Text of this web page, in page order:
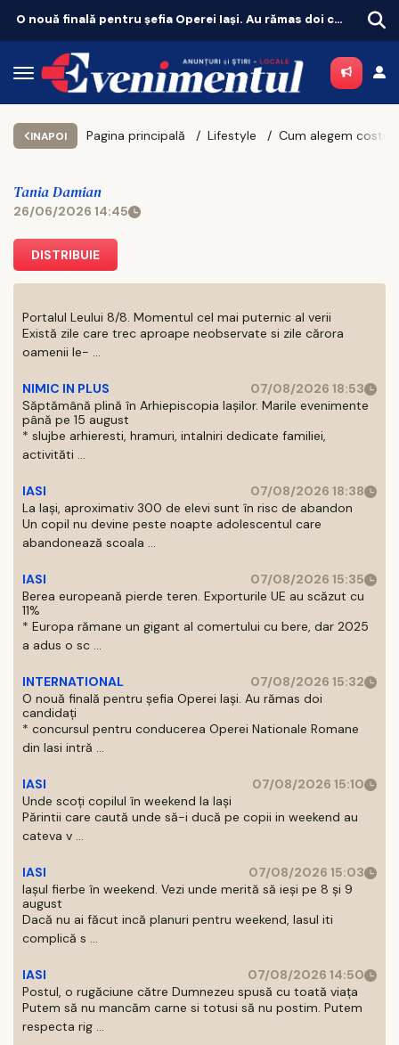
O nouă finală pentru șefia Operei Iași. Au rămas doi candidați Unde scoți
INAPOI Pagina principală Lifestyle
Tania Damian
26/06/2026 14:45
DISTRIBUIE
Portalul Leului 8/8. Momentul cel mai puternic al verii
Există zile care trec aproape neobservate si zile cărora
oamenii le- ...
NIMIC IN PLUS
07/08/2026 18:53
Săptămână plină în Arhiepiscopia Iașilor. Marile evenimente
până pe 15 august
* slujbe arhieresti, hramuri, intalniri dedicate familiei,
activităti ...
IASI
07/08/2026 18:38
La Iași, aproximativ 300 de elevi sunt în risc de abandon
Un copil nu devine peste noapte adolescentul care
abandonează scoala ...
IASI
07/08/2026 15:35
Berea europeană pierde teren. Exporturile UE au scăzut cu
11%
* Europa rămane un gigant al comertului cu bere, dar 2025
a adus o sc ...
INTERNATIONAL
07/08/2026 15:32
O nouă finală pentru șefia Operei Iași. Au rămas doi
candidați
* concursul pentru conducerea Operei Nationale Romane
din Iasi intră ...
IASI
07/08/2026 15:10
Unde scoți copilul în weekend la Iași
Părintii care caută unde să-i ducă pe copii in weekend au
cateva v ...
IASI
07/08/2026 15:03
Iașul fierbe în weekend. Vezi unde merită să ieși pe 8 și 9
august
Dacă nu ai făcut incă planuri pentru weekend, Iasul iti
complică s ...
IASI
07/08/2026 14:50
Postul, o rugăciune către Dumnezeu spusă cu toată viața
Putem să nu mancăm carne si totusi să nu postim. Putem
respecta rig ...